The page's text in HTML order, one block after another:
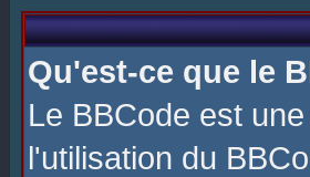
Qu'est-ce que le
Le BBCode est
l'utilisation du